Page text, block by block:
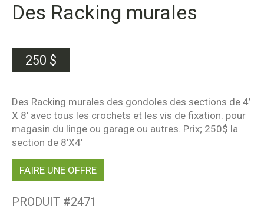
Des Racking murales
250 $
Des Racking murales des gondoles des sections de 4’
X 8’ avec tous les crochets et les vis de fixation. pour
magasin du linge ou garage ou autres. Prix; 250$ la
section de 8’X4′
FAIRE UNE OFFRE
PRODUIT #2471